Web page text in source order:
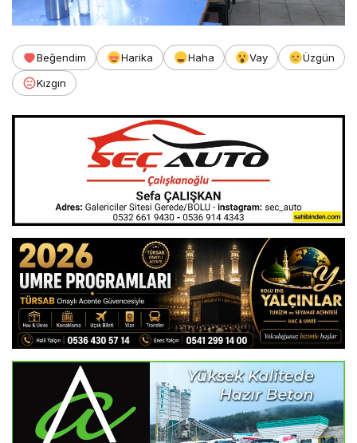
Beğendim Harika Haha Vay
Üzgün
Kızgın